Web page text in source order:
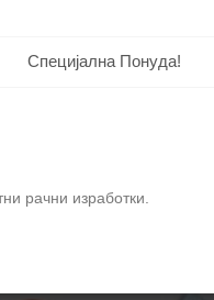
Специјална Понуда!
рачни изработки.